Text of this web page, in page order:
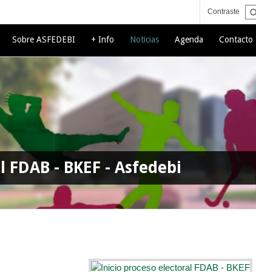
Contraste
Sobre ASFEDEBI + Info Noticias Agenda Contacto
- BKEF - Asfedebi